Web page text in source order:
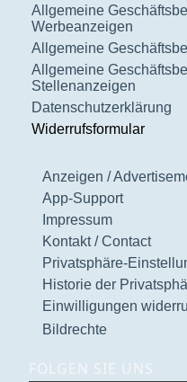
Allgemeine
Werbeanzeigen
Allgemeine
Allgemeine
Stellenanzeigen
Datenschutzerklärung
Widerrufsformular
Anzeigen /
App-Support
Impressum
Kontakt / Contact
Privatsphäre-
Historie der
Einwilligungen
Bildrechte
FOLGEN SIE UNS